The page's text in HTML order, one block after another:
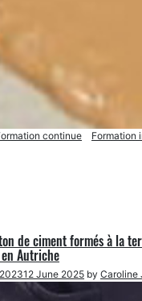
continue Formation
de ciment formés à la
Autriche
12 June 2025 by Caroline